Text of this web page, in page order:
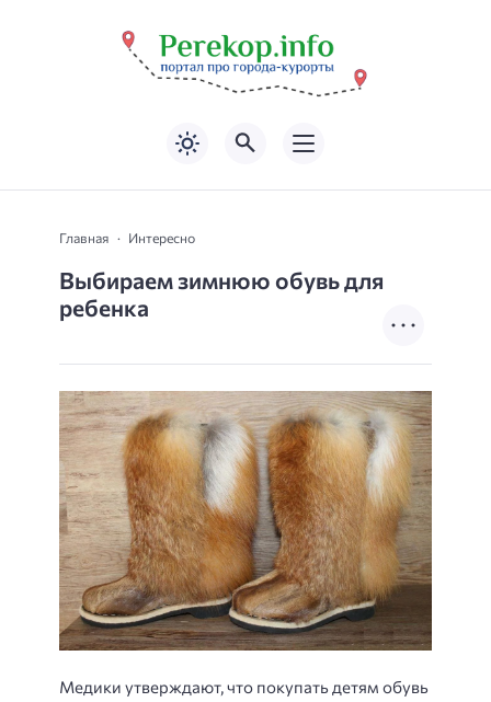
Главная Интересно
Выбираем зимнюю обувь для
ребенка
Медики утверждают, что покупать детям обувь